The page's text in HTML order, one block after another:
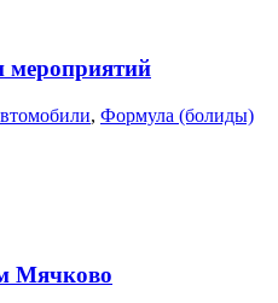
мероприятий
, Формула (болиды)
Мячково